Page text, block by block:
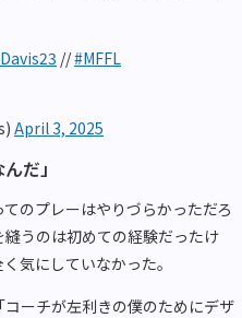
//#MFFL
April 3, 2025
だ」
のプレーはやりづらかっただろ
うのは初めての経験だったけ
気にしていなかった。
ーチが左利きの僕のためにデザ